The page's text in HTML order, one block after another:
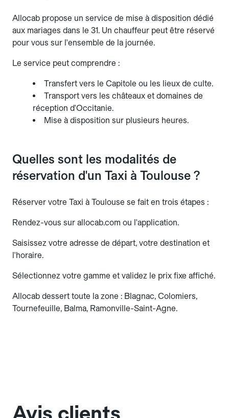
Allocab propose un service de mise à disposition dédié
aux mariages dans le 31. Un chauffeur peut être réservé
pour vous sur l'ensemble de la journée.
Le service peut comprendre :
Transfert vers le Capitole ou les lieux de culte.
Transport vers les châteaux et domaines de
réception d'Occitanie.
Mise à disposition sur plusieurs heures.
Quelles sont les modalités de
réservation d'un Taxi à Toulouse ?
Réserver votre Taxi à Toulouse se fait en trois étapes :
Rendez-vous sur allocab.com ou l'application.
Saisissez votre adresse de départ, votre destination et
l'horaire.
Sélectionnez votre gamme et validez le prix fixe affiché.
Allocab dessert toute la zone : Blagnac, Colomiers,
Tournefeuille, Balma, Ramonville-Saint-Agne.